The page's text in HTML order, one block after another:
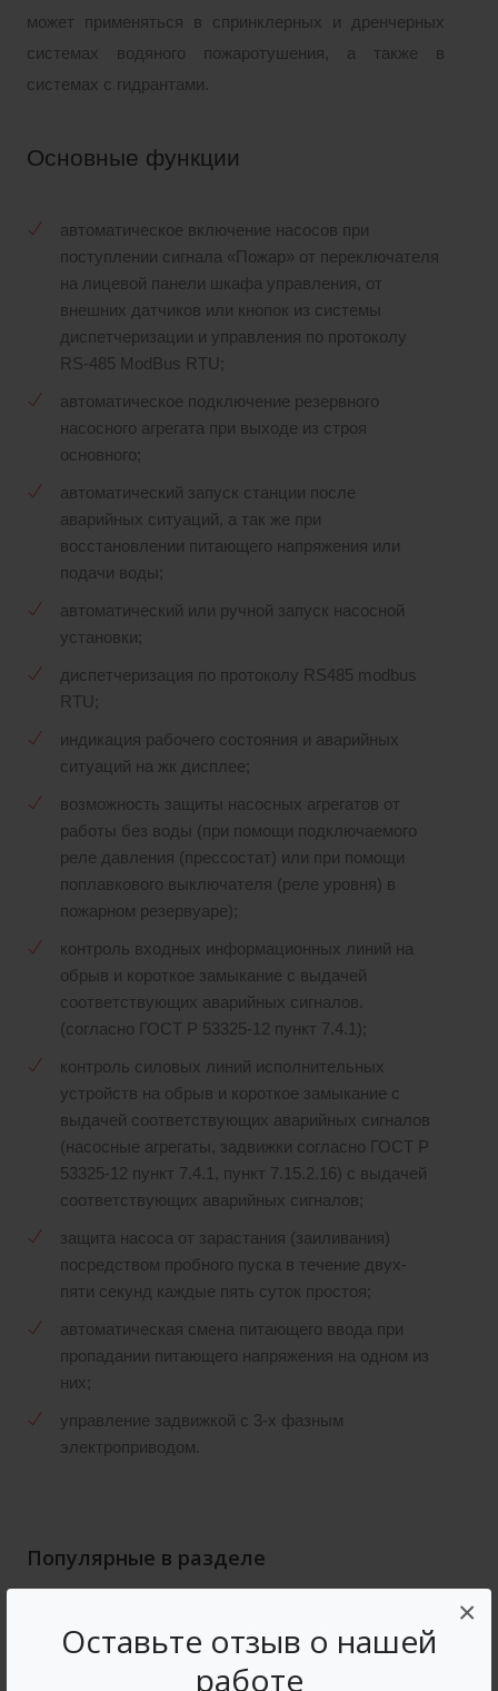
Оставьте отзыв о нашей
работе
×
может применяться в спринклерных и дренчерных
системах водяного пожаротушения, а также в
системах с гидрантами.
Основные функции
автоматическое включение насосов при
поступлении сигнала «Пожар» от переключателя
на лицевой панели шкафа управления, от
внешних датчиков или кнопок из системы
диспетчеризации и управления по протоколу
RS-485 ModBus RTU;
автоматическое подключение резервного
насосного агрегата при выходе из строя
основного;
автоматический запуск станции после
аварийных ситуаций, а так же при
восстановлении питающего напряжения или
подачи воды;
автоматический или ручной запуск насосной
установки;
диспетчеризация по протоколу RS485 modbus
RTU;
индикация рабочего состояния и аварийных
ситуаций на жк дисплее;
возможность защиты насосных агрегатов от
работы без воды (при помощи подключаемого
реле давления (прессостат) или при помощи
поплавкового выключателя (реле уровня) в
пожарном резервуаре);
контроль входных информационных линий на
обрыв и короткое замыкание с выдачей
соответствующих аварийных сигналов.
(согласно ГОСТ Р 53325-12 пункт 7.4.1);
контроль силовых линий исполнительных
устройств на обрыв и короткое замыкание с
выдачей соответствующих аварийных сигналов
(насосные агрегаты, задвижки согласно ГОСТ Р
53325-12 пункт 7.4.1, пункт 7.15.2.16) с выдачей
соответствующих аварийных сигналов;
защита насоса от зарастания (заиливания)
посредством пробного пуска в течение двух-
пяти секунд каждые пять суток простоя;
автоматическая смена питающего ввода при
пропадании питающего напряжения на одном из
них;
управление задвижкой с 3-х фазным
электроприводом.
Популярные в разделе